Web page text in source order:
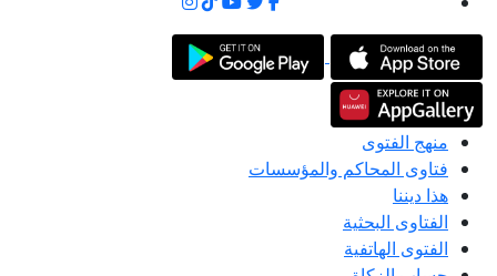
منهج الفتوى
فتاوى المحاكم والمؤسسات
هذا ديننا
الفتاوى البحثية
الفتوى الهاتفية